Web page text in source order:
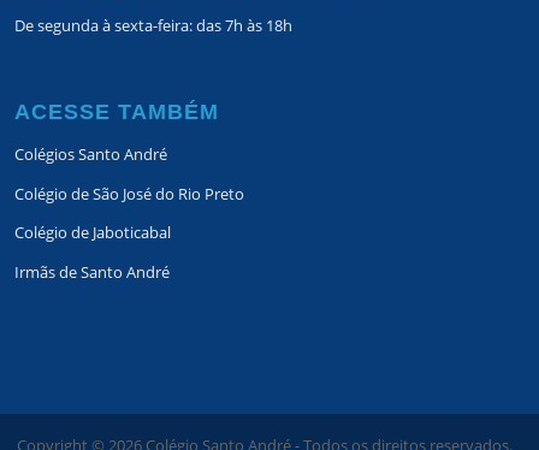
De segunda à sexta-feira: das 7h às 18h
ACESSE TAMBÉM
Colégios Santo André
Colégio de São José do Rio Preto
Colégio de Jaboticabal
Irmãs de Santo André